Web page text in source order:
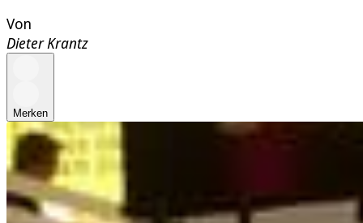
Von
Dieter Krantz
Merken